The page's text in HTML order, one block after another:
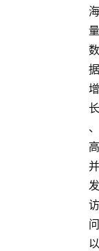
海
量
数
据
增
长
、
高
并
发
访
问
以